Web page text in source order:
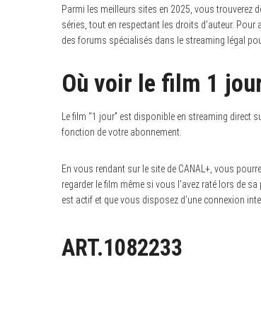
Parmi les meilleurs sites en 2025, vous trouverez
séries, tout en respectant les droits d’auteur. Pour
des forums spécialisés dans le streaming légal
Où voir le film 1
Le film “1 jour” est disponible en streaming
fonction de votre abonnement.
En vous rendant sur le site de CANAL+, vous
regarder le film même si vous l’avez raté lors de
est actif et que vous disposez d’une connexion
ART.1082233